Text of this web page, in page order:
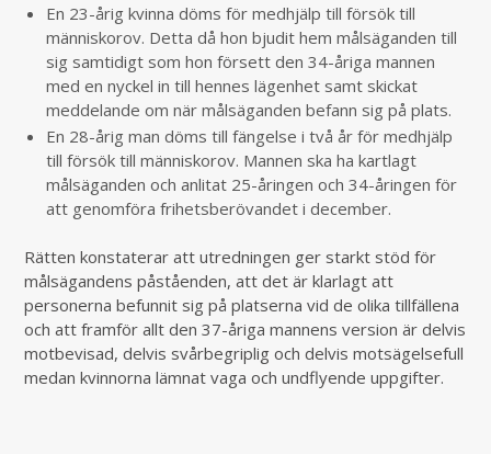
En 23-årig kvinna döms för medhjälp till försök till
människorov. Detta då hon bjudit hem målsäganden till
sig samtidigt som hon försett den 34-åriga mannen
med en nyckel in till hennes lägenhet samt skickat
meddelande om när målsäganden befann sig på plats.
En 28-årig man döms till fängelse i två år för medhjälp
till försök till människorov. Mannen ska ha kartlagt
målsäganden och anlitat 25-åringen och 34-åringen för
att genomföra frihetsberövandet i december.
Rätten konstaterar att utredningen ger starkt stöd för
målsägandens påståenden, att det är klarlagt att
personerna befunnit sig på platserna vid de olika tillfällena
och att framför allt den 37-åriga mannens version är delvis
motbevisad, delvis svårbegriplig och delvis motsägelsefull
medan kvinnorna lämnat vaga och undflyende uppgifter.